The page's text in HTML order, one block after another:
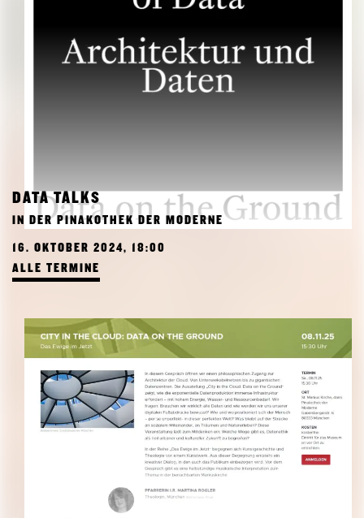
DATA TALKS
IN DER PINAKOTHEK DER MODERNE
16. OKTOBER 2024, 18:00
ALLE TERMINE